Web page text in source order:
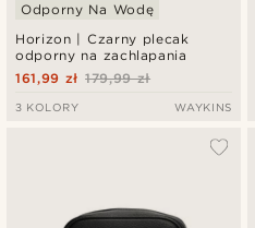
Horizon | Czarny plecak
odporny na zachlapania
Odporny Na Wodę
179,99 zł
161,99 zł
3 KOLORY WAYKINS